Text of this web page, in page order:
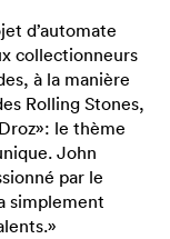
d’automate
collectionneurs
à la manière
Rolling Stones,
le thème
John
par le
simplement